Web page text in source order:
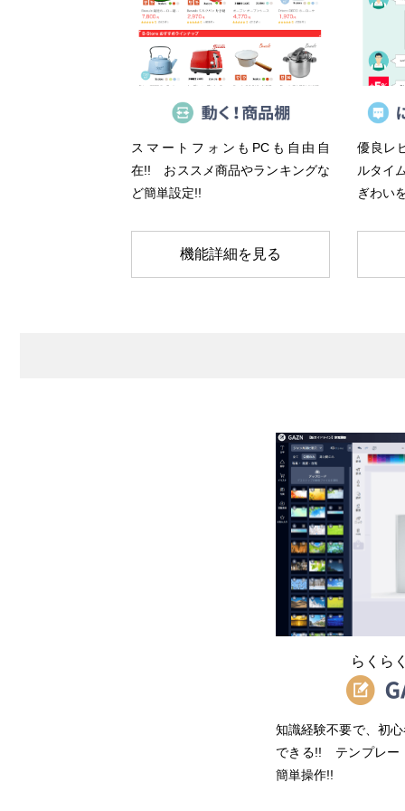
スマートフォンもPCも自由自
在!! おススメ商品やランキングな
ど簡単設定!!
機能詳細を見る
優良レ
ルタイ
ぎわい
らくら
知識経験不要で、初
できる!! テンプレー
簡単操作!!